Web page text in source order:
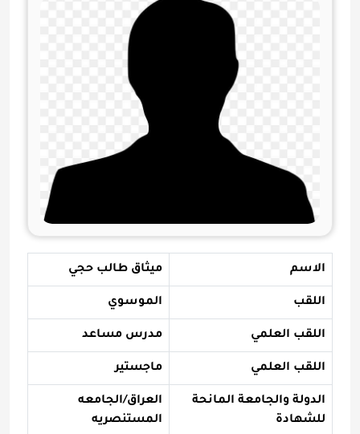
الاسم ميثاق طالب حجي
اللقب الموسوي
اللقب العلمي مدرس مساعد
اللقب العلمي ماجستير
الدولة والجامعة المانحة
للشهادة
العراق/الجامعه
المستنصريه